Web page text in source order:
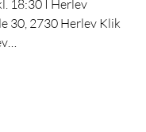
18:30 I Herlev
30, 2730 Herlev Klik